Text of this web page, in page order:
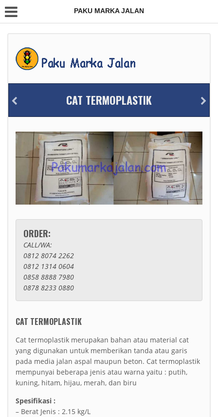
PAKU MARKA JALAN
CAT TERMOPLASTIK
ORDER:
CALL/WA:
0812 8074 2262
0812 1314 0604
0858 8888 7980
0878 8233 0880
CAT TERMOPLASTIK
Cat termoplastik merupakan bahan atau material cat
yang digunakan untuk memberikan tanda atau garis
pada media jalan aspal maupun beton. Cat termoplastik
mempunyai beberapa jenis atau warna yaitu : putih,
kuning, hitam, hijau, merah, dan biru
Spesifikasi :
– Berat Jenis : 2.15 kg/L